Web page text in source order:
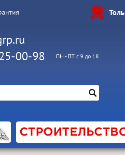
00-98 ПН - ПТ с 9 до 18